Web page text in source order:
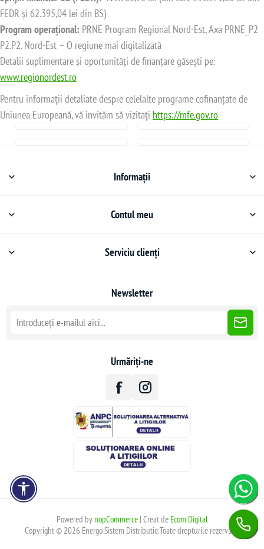
FEDR și 62.395,04 lei din BS)
Program operațional: PRNE Program Regional Nord-Est, Axa PRNE_P2
P2.P2. Nord-Est – O regiune mai digitalizată
Detalii suplimentare și oportunități de finanțare găsești pe:
www.regionordest.ro
Pentru informații detaliate despre celelalte programe cofinanțate de
Uniunea Europeană, vă invităm să vizitați https://mfe.gov.ro
Informații
Contul meu
Serviciu clienți
Newsletter
Urmăriți-ne
Powered bynopCommerce| Creat de Ecom Digital
Copyright © 2026 Energo Sistem Distributie.Toate drepturile rezervate.